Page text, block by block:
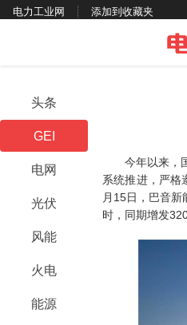
电力工业网 添加到收藏夹
头条
GEI
电网
光伏
风能
火电
能源
今年以来，国
系统推进，严格
月15日，巴音
时，同期增发